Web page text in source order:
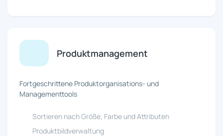
Produktmanagement
Fortgeschrittene Produktorganisations- und
Managementtools
Sortieren nach Größe, Farbe und Attributen
Produktbildverwaltung